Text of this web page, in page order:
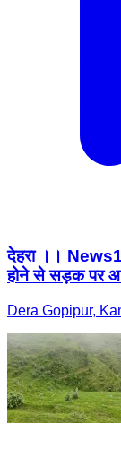
देहरा ।।
होने से सड़क पर
Dera Gopipur,